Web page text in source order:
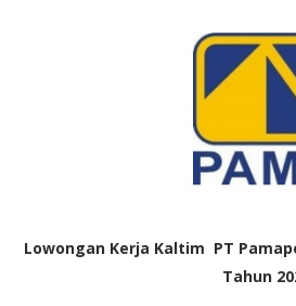
Lowongan Kerja Kaltim PT
Tahun